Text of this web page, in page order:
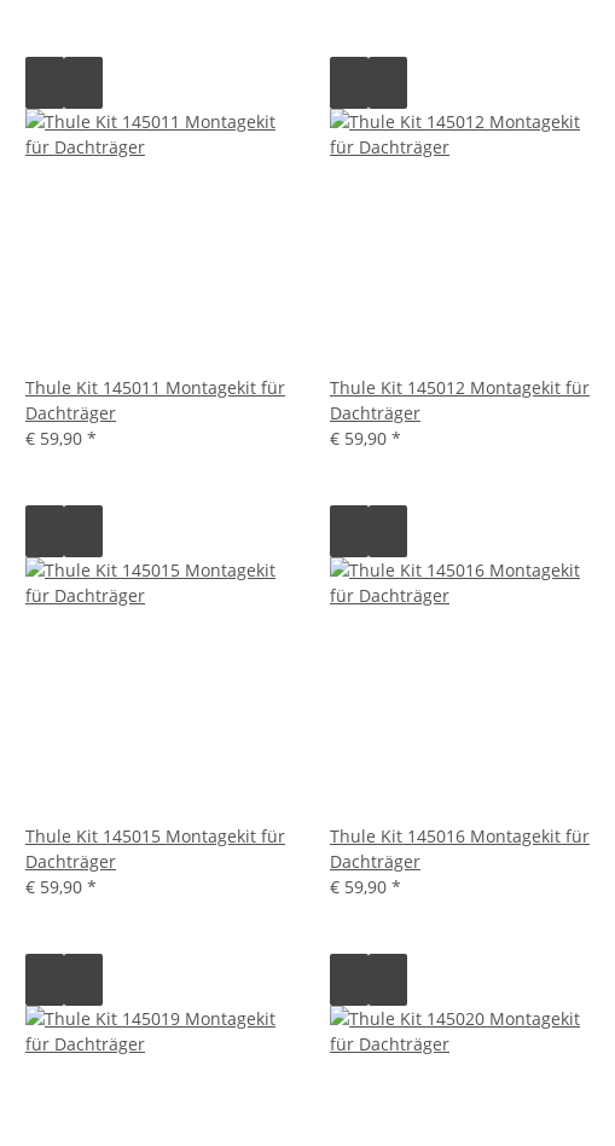
Thule Kit 145011 Montagekit für
Dachträger
€ 59,90 *
Thule Kit 145012 Montagekit für
Dachträger
€ 59,90 *
Thule Kit 145015 Montagekit für
Dachträger
€ 59,90 *
Thule Kit 145016 Montagekit für
Dachträger
€ 59,90 *